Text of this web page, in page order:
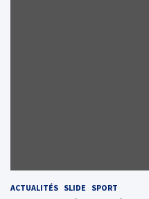
ACTUALITÉS SLIDE SPORT